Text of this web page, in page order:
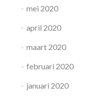
mei 2020
april 2020
maart 2020
februari 2020
januari 2020